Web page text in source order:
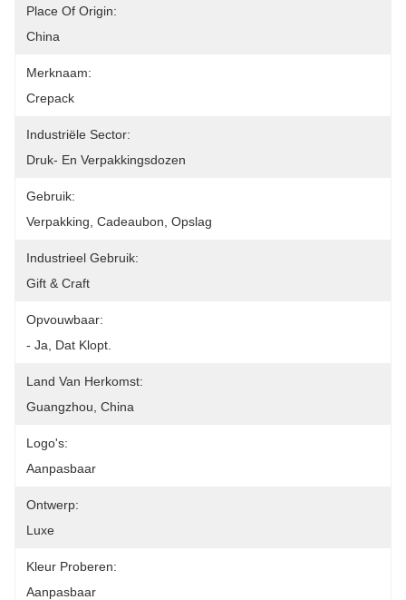
Place Of Origin:
China
Merknaam:
Crepack
Industriële Sector:
Druk- En Verpakkingsdozen
Gebruik:
Verpakking, Cadeaubon, Opslag
Industrieel Gebruik:
Gift & Craft
Opvouwbaar:
- Ja, Dat Klopt.
Land Van Herkomst:
Guangzhou, China
Logo's:
Aanpasbaar
Ontwerp:
Luxe
Kleur Proberen:
Aanpasbaar